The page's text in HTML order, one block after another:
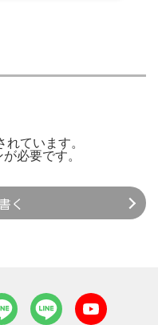
ています。
が必要です。
く